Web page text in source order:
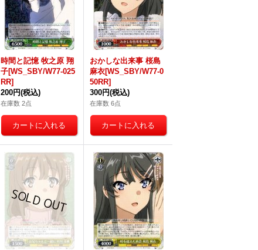
時間と記憶 牧之原 翔
子[WS_SBY/W77-025
RR]
200円(税込)
在庫数 2点
おかしな出来事 桜島
麻衣[WS_SBY/W77-0
50RR]
300円(税込)
在庫数 6点